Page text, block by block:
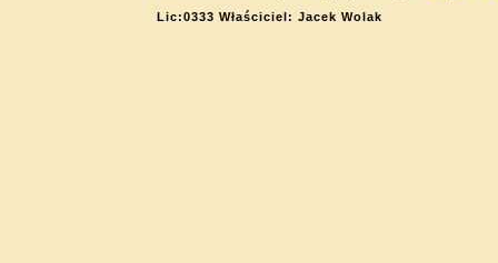
Lic:0333 Właściciel: Jacek Wolak